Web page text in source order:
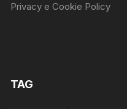
Privacy e Cookie Policy
TAG